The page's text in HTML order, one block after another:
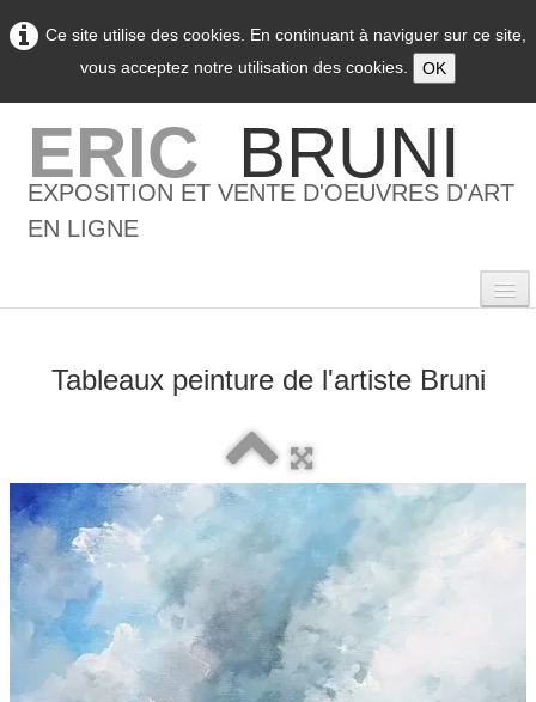
Ce site utilise des cookies. En continuant à naviguer sur ce site,
vous acceptez notre utilisation des cookies.
OK
ERIC BRUNI
EXPOSITION ET VENTE D'OEUVRES D'ART
EN LIGNE
0
L'artiste▼
Galeries
Vente ▼
Boutique
Tableaux peinture de l'artiste Bruni